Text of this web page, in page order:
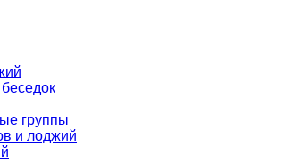
группы
и лоджий